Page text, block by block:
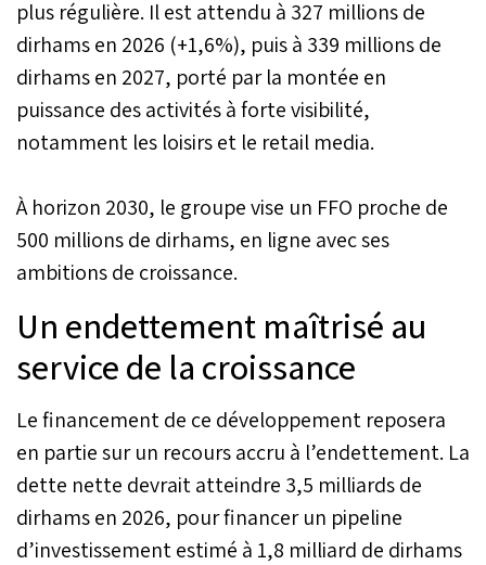
plus régulière. Il est attendu à 327 millions de
dirhams en 2026 (+1,6%), puis à 339 millions de
dirhams en 2027, porté par la montée en
puissance des activités à forte visibilité,
notamment les loisirs et le retail media.
À horizon 2030, le groupe vise un FFO proche de
500 millions de dirhams, en ligne avec ses
ambitions de croissance.
Un endettement maîtrisé au
service de la croissance
Le financement de ce développement reposera
en partie sur un recours accru à l’endettement. La
dette nette devrait atteindre 3,5 milliards de
dirhams en 2026, pour financer un pipeline
d’investissement estimé à 1,8 milliard de dirhams